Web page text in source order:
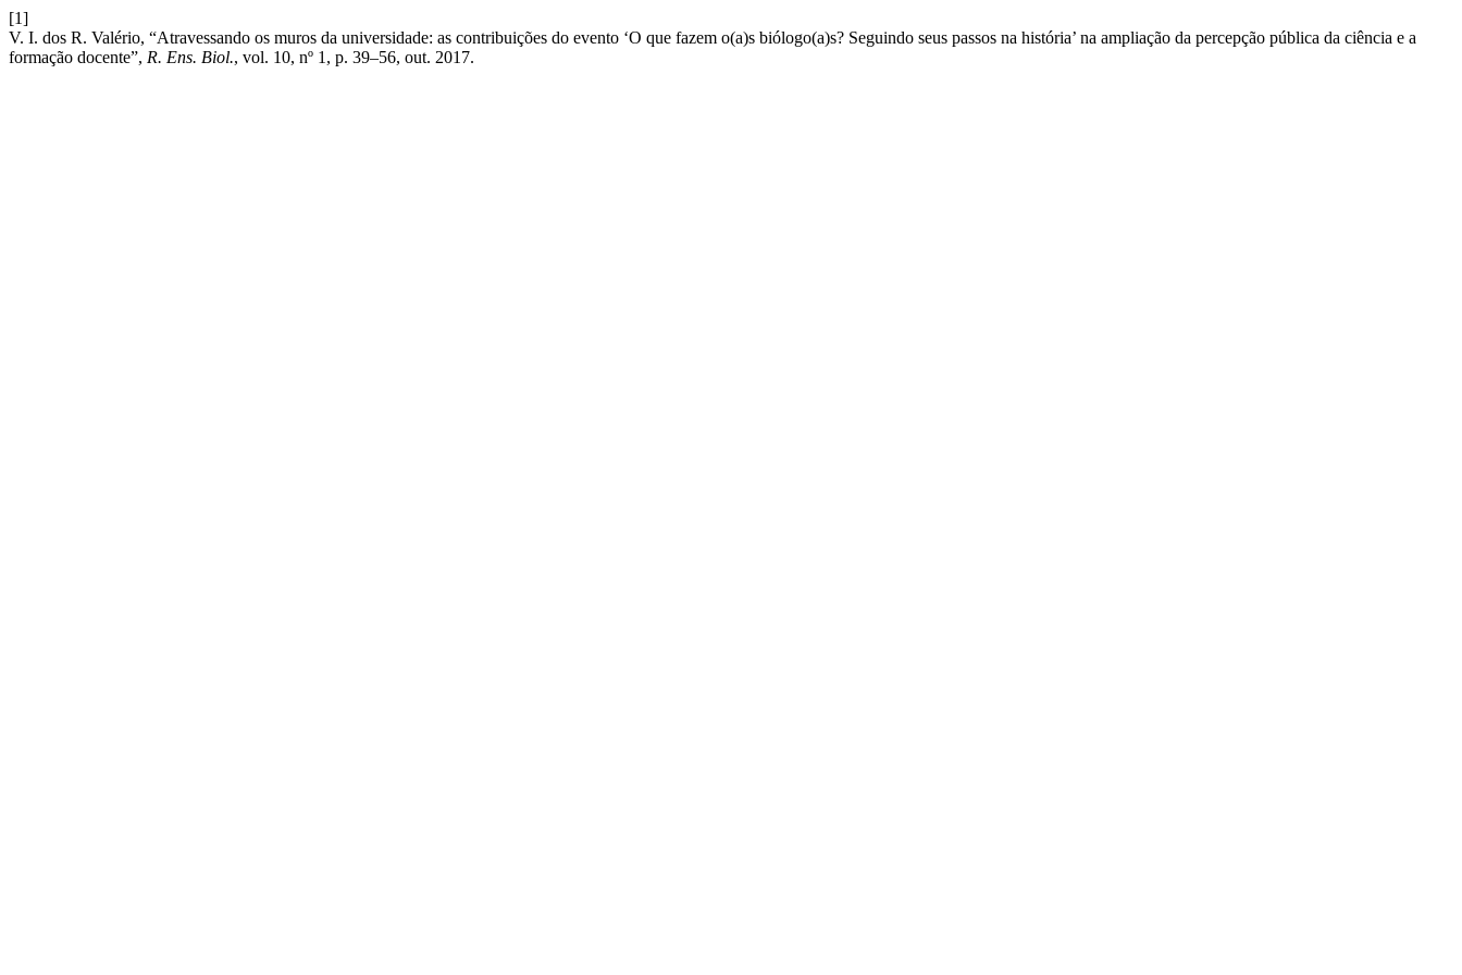
[1]
V. I. dos R. Valério, “Atravessando os muros da universidade: as contribuições do evento ‘O que fazem o(a)s biólogo(a)s? Seguindo seus passos na história’ na ampliação da percepção pública da ciência e a
formação docente”, R. Ens. Biol., vol. 10, nº 1, p. 39–56, out. 2017.